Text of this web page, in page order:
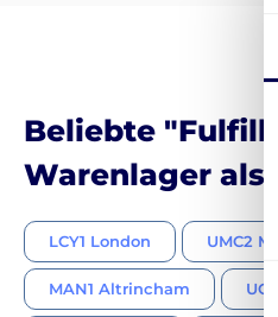
Beliebte
Warenlager als
LCY1 London UMC2
MAN1 Altrincham